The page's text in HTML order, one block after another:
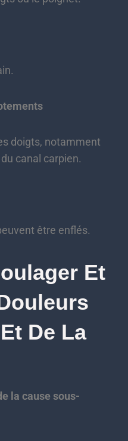
doigts, notamment
canal carpien.
être enflés.
Et
De La
la cause sous-